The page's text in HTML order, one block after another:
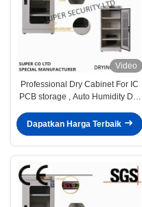
Video
Professional Dry Cabinet For IC
PCB storage , Auto Humidity Dry
Dapatkan Harga Terbaik